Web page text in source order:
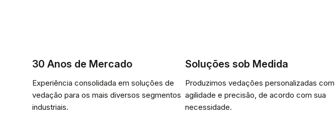
30 Anos de Mercado
Experiência consolidada em soluções de
vedação para os mais diversos segmentos
industriais.
Soluções sob Medida
Produzimos vedações personalizadas com
agilidade e precisão, de acordo com sua
necessidade.